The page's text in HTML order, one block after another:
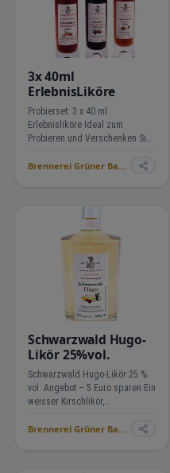
3x 40ml
ErlebnisLiköre
Probierset: 3 x 40 ml
Erlebnisliköre Ideal zum
Probieren und Verschenken Sie
Brennerei Grüner Baum
ml-Fläschchen zum
Sonderpreis. Pe…
Brennerei Grüner Baum ›
Schwarzwald Hugo-
Likör 25%vol.
Schwarzwald Hugo-Likör 25 %
vol. Angebot – 5 Euro sparen Ein
weisser Kirschlikör,
Holunderblüten und
Brennerei Grüner Baum ›